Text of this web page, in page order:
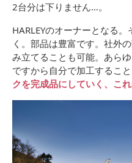
2台分は下りません…。
HARLEYのオーナーとなる
く。部品は豊富です。社外
み立てることも可能。あら
ですから自分で加工すること
クを完成品にしていく、こ